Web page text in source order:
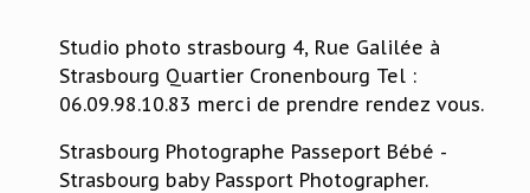
Studio photo strasbourg 4, Rue Galilée à
Strasbourg Quartier Cronenbourg Tel :
06.09.98.10.83 merci de prendre rendez vous.
Strasbourg Photographe Passeport Bébé -
Strasbourg baby Passport Photographer.